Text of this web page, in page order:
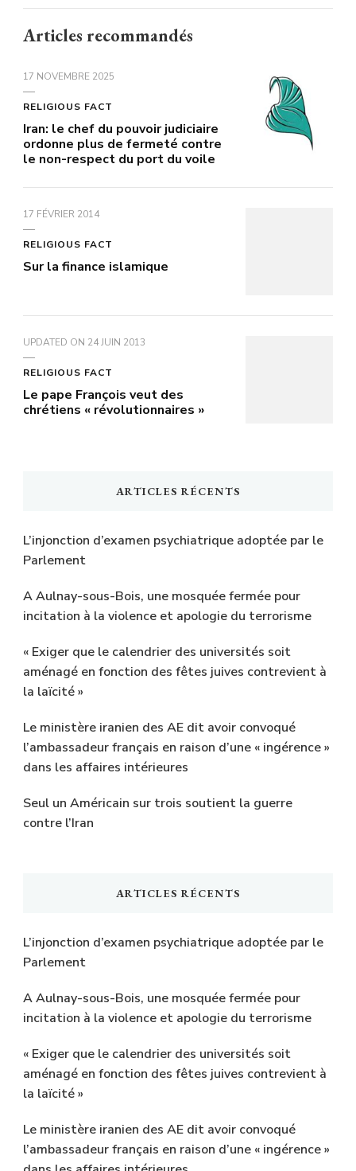
Articles recommandés
17 NOVEMBRE 2025
RELIGIOUS FACT
Iran: le chef du pouvoir judiciaire
ordonne plus de fermeté contre
le non-respect du port du voile
17 FÉVRIER 2014
RELIGIOUS FACT
Sur la finance islamique
UPDATED ON 24 JUIN 2013
RELIGIOUS FACT
Le pape François veut des
chrétiens « révolutionnaires »
ARTICLES RÉCENTS
L’injonction d’examen psychiatrique adoptée par le
Parlement
A Aulnay-sous-Bois, une mosquée fermée pour
incitation à la violence et apologie du terrorisme
« Exiger que le calendrier des universités soit
aménagé en fonction des fêtes juives contrevient à
la laïcité »
Le ministère iranien des AE dit avoir convoqué
l’ambassadeur français en raison d’une « ingérence »
dans les affaires intérieures
Seul un Américain sur trois soutient la guerre
contre l’Iran
ARTICLES RÉCENTS
L’injonction d’examen psychiatrique adoptée par le
Parlement
A Aulnay-sous-Bois, une mosquée fermée pour
incitation à la violence et apologie du terrorisme
« Exiger que le calendrier des universités soit
aménagé en fonction des fêtes juives contrevient à
la laïcité »
Le ministère iranien des AE dit avoir convoqué
l’ambassadeur français en raison d’une « ingérence »